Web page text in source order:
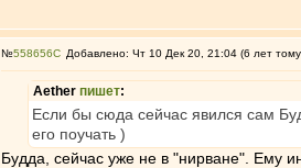
№558656 Добавлено: Чт 10 Дек 20, 21:04 (6 лет
Aether пишет:
Если бы сюда сейчас явился сам
его поучать )
Будда, сейчас уже не в "нирване". Ему